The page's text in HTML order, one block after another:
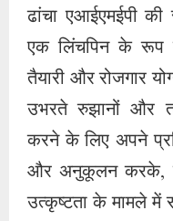
ढांचा एआईएमईपी की
एक लिंचपिन के रूप
तैयारी और रोजगार
उभरते रुझानों और
करने के लिए अपने
और अनुकूलन करके,
उत्कृष्टता के मामले